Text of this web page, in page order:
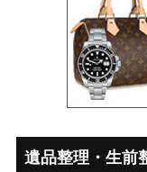
遺品整理・生前